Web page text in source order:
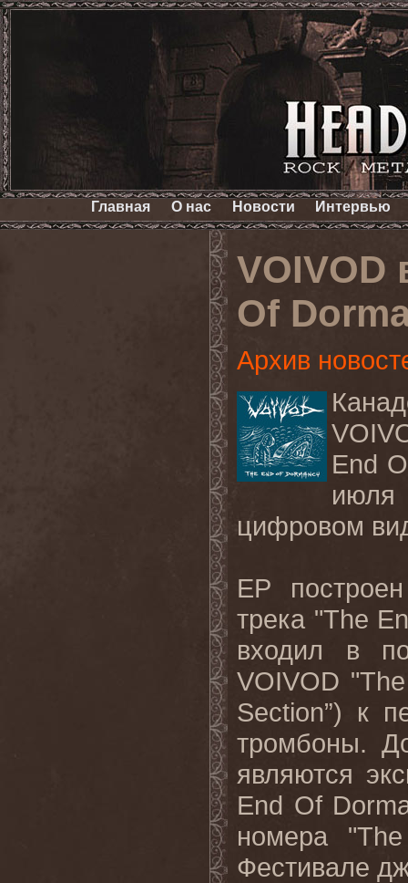
Главная О нас Новости Интервью
VOIVOD
Of
Архив
End
цифровом
EP
трека "The
входил в
VOIVOD "The
Section”) к
тромбоны.
являются
End Of
номера "The
Фестивале